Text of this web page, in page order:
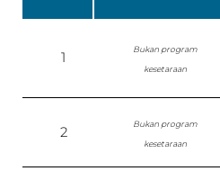
1
Bukan program
kesetaraan
2
Bukan program
kesetaraan